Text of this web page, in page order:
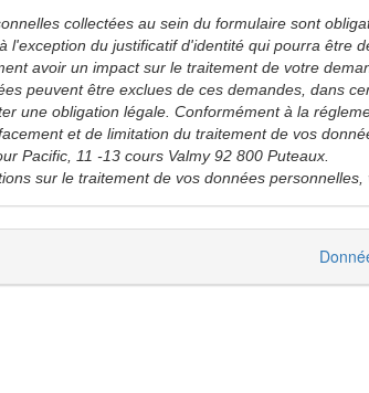
collectées au sein du formulaire sont
l'exception du justificatif d'identité qui pourra être
avoir un impact sur le traitement de votre
peuvent être exclues de ces demandes, dans
une obligation légale. Conformément à la
et de limitation du traitement de vos
Pacific, 11 -13 cours Valmy 92 800 Puteaux.
sur le traitement de vos données